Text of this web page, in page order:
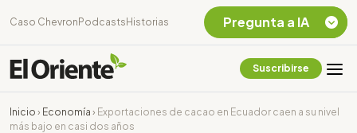
Caso Chevron Podcasts Historias
Suscribirse
Inicio › Economía › Exportaciones de cacao en Ecuador caen a su nivel
más bajo en casi dos años
Pregunta a IA
Chevron Ecuador